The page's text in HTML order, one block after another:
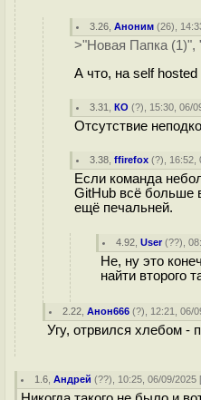
3.26 ,Аноним (26),
>"Новая Папка (1)",
А что, на self
3.31 ,КО (?), 15:30, 06/
Отсутствие
3.38 ,ffirefox (?), 16:52,
Если команда
GitHub всё больше
ещё печальней.
4.92 ,User(??),
Не, ну это
найти второго
2.22 ,Анон666 (?), 12:21, 06/
Угу, отрвился хлебом -
1.6 ,Андрей (??), 10:25, 06/09/2025